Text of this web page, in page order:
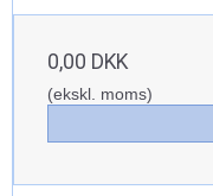
0,00 DKK
(ekskl. moms)